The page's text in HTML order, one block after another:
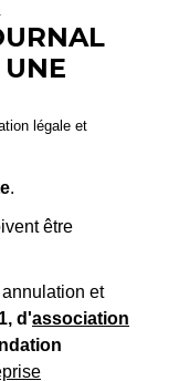
légale et
.
être
et
d'association